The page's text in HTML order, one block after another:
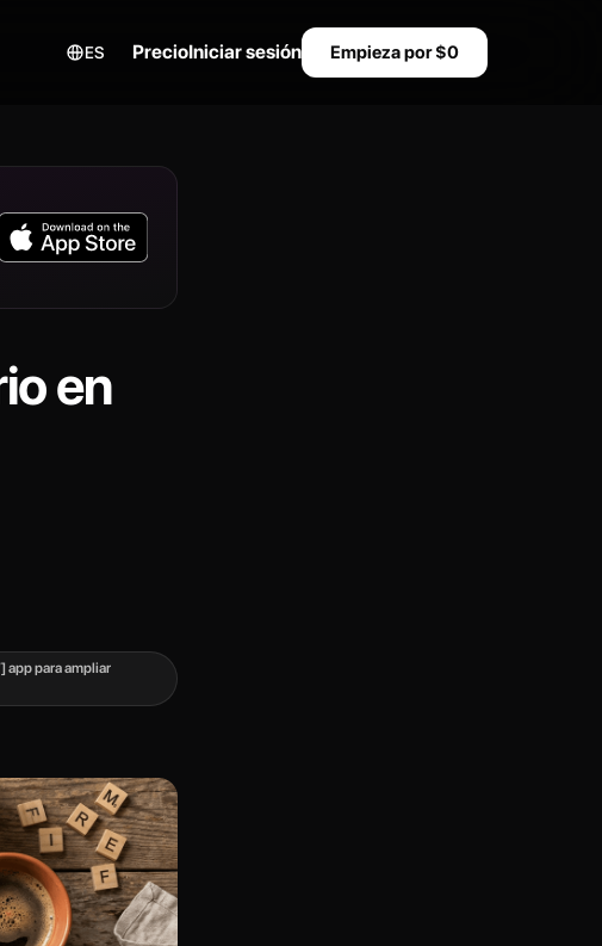
ES PrecioIniciar sesión Empieza por $0
en
app para ampliar